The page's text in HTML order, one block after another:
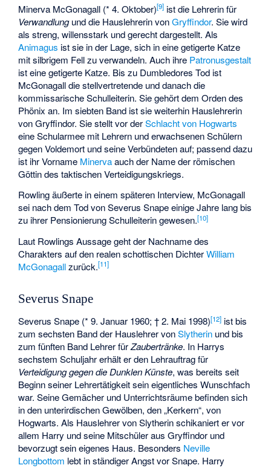
Minerva McGonagall (* 4. Oktober)[9] ist die Lehrerin für
Verwandlungund die Hauslehrerin vonGryffindor. Sie wird
als streng, willensstark und gerecht dargestellt. Als
Animagus ist sie in der Lage, sich in eine getigerte Katze
mit silbrigem Fell zu verwandeln. Auch ihre Patronusgestalt
ist eine getigerte Katze. Bis zu Dumbledores Tod ist
McGonagall die stellvertretende und danach die
kommissarische Schulleiterin. Sie gehört dem Orden des
Phönix an. Im siebten Band ist sie weiterhin Hauslehrerin
von Gryffindor. Sie stellt vor derSchlacht von Hogwarts
eine Schularmee mit Lehrern und erwachsenen Schülern
gegen Voldemort und seine Verbündeten auf; passend dazu
ist ihr Vorname Minervaauch der Name der römischen
Göttin des taktischen Verteidigungskriegs.
Rowling äußerte in einem späteren Interview, McGonagall
sei nach dem Tod von Severus Snape einige Jahre lang bis
zu ihrer Pensionierung Schulleiterin gewesen.[10]
Laut Rowlings Aussage geht der Nachname des
Charakters auf den realen schottischen DichterWilliam
McGonagallzurück.[11]
Severus Snape
Severus Snape (* 9. Januar 1960; † 2. Mai 1998)[12] ist bis
zum sechsten Band der Hauslehrer vonSlytherin und bis
zum fünften Band Lehrer fürZaubertränke. In Harrys
sechstem Schuljahr erhält er den Lehrauftrag für
Verteidigung gegen die Dunklen Künste, was bereits seit
Beginn seiner Lehrertätigkeit sein eigentliches Wunschfach
war. Seine Gemächer und Unterrichtsräume befinden sich
in den unterirdischen Gewölben, den „Kerkern“, von
Hogwarts. Als Hauslehrer von Slytherin schikaniert er vor
allem Harry und seine Mitschüler aus Gryffindor und
bevorzugt sein eigenes Haus. Besonders Neville
Longbottom lebt in ständiger Angst vor Snape. Harry